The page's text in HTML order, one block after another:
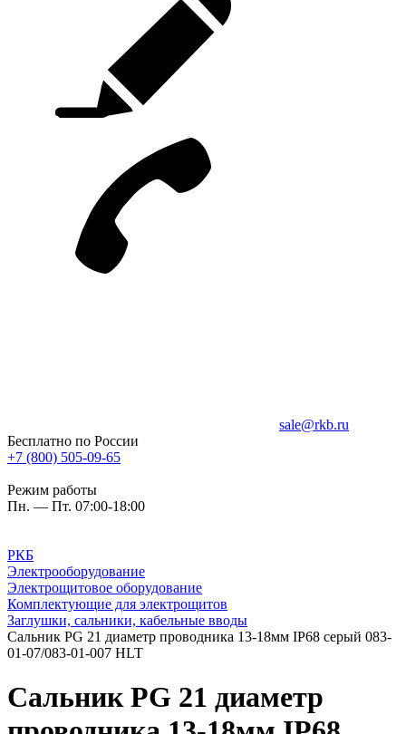
sale@rkb.ru
Бесплатно по России
+7 (800) 505-09-65
Режим работы
Пн. — Пт. 07:00-18:00
РКБ
Электрооборудование
Электрощитовое оборудование
Комплектующие для электрощитов
Заглушки, сальники, кабельные вводы
Сальник PG 21 диаметр проводника 13-18мм IP68 серый 083-
01-07/083-01-007 HLT
Сальник PG 21 диаметр